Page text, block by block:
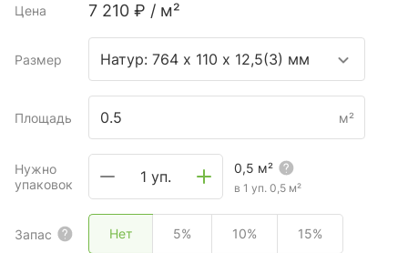
Цена 7 210 ₽ / м²
Размер Натур: 764 х 110 х 12,5(3) мм
Площадь м²
Нужно
упаковок
1 уп. 0,5 м²
в 1 уп. 0,5 м²
Запас Нет 5% 10% 15%